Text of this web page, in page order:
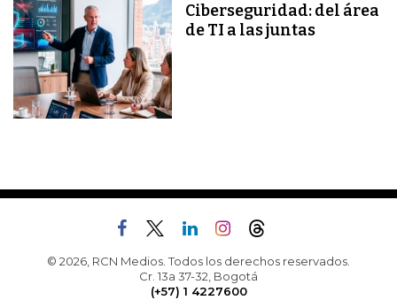
Ciberseguridad: del área
de TI a las juntas
© 2026, RCN Medios. Todos los derechos reservados.
Cr. 13a 37-32, Bogotá
(+57) 1 4227600